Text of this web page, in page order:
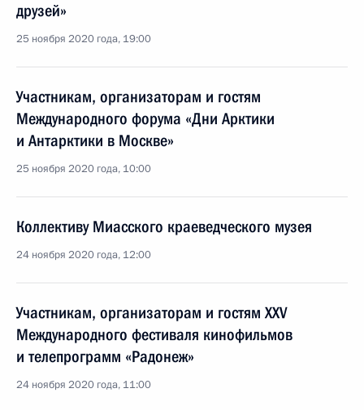
друзей»
25 ноября 2020 года, 19:00
Участникам, организаторам и гостям
Международного форума «Дни Арктики
и Антарктики в Москве»
25 ноября 2020 года, 10:00
Коллективу Миасского краеведческого музея
24 ноября 2020 года, 12:00
Участникам, организаторам и гостям XXV
Международного фестиваля кинофильмов
и телепрограмм «Радонеж»
24 ноября 2020 года, 11:00